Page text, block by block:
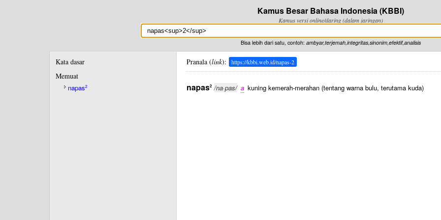
Kamus Besar Bahasa Indonesia (KBBI)
Kamus versi online/daring (dalam jaringan)
Bisa lebih dari satu, contoh: ambyar,terjemah,integritas,sinonim,efektif,analisis
Kata dasar
Memuat
napas2
Pranala (link): https://kbbi.web.id/napas-2
napas2 /na·pas/ a kuning kemerah-merahan (tentang warna bulu, terutama kuda)